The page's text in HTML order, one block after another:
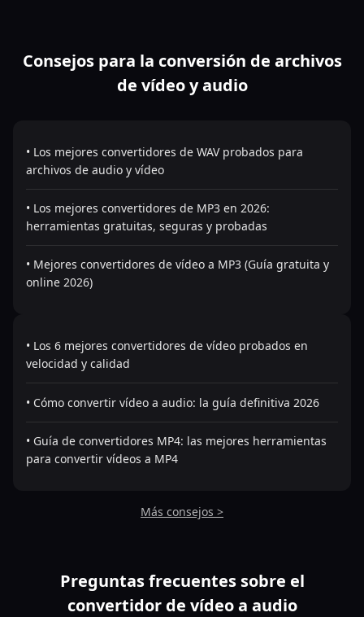
Consejos para la conversión de archivos
de vídeo y audio
• Los mejores convertidores de WAV probados para
archivos de audio y vídeo
• Los mejores convertidores de MP3 en 2026:
herramientas gratuitas, seguras y probadas
• Mejores convertidores de vídeo a MP3 (Guía gratuita y
online 2026)
• Los 6 mejores convertidores de vídeo probados en
velocidad y calidad
• Cómo convertir vídeo a audio: la guía definitiva 2026
• Guía de convertidores MP4: las mejores herramientas
para convertir vídeos a MP4
Más consejos >
Preguntas frecuentes sobre el
convertidor de vídeo a audio